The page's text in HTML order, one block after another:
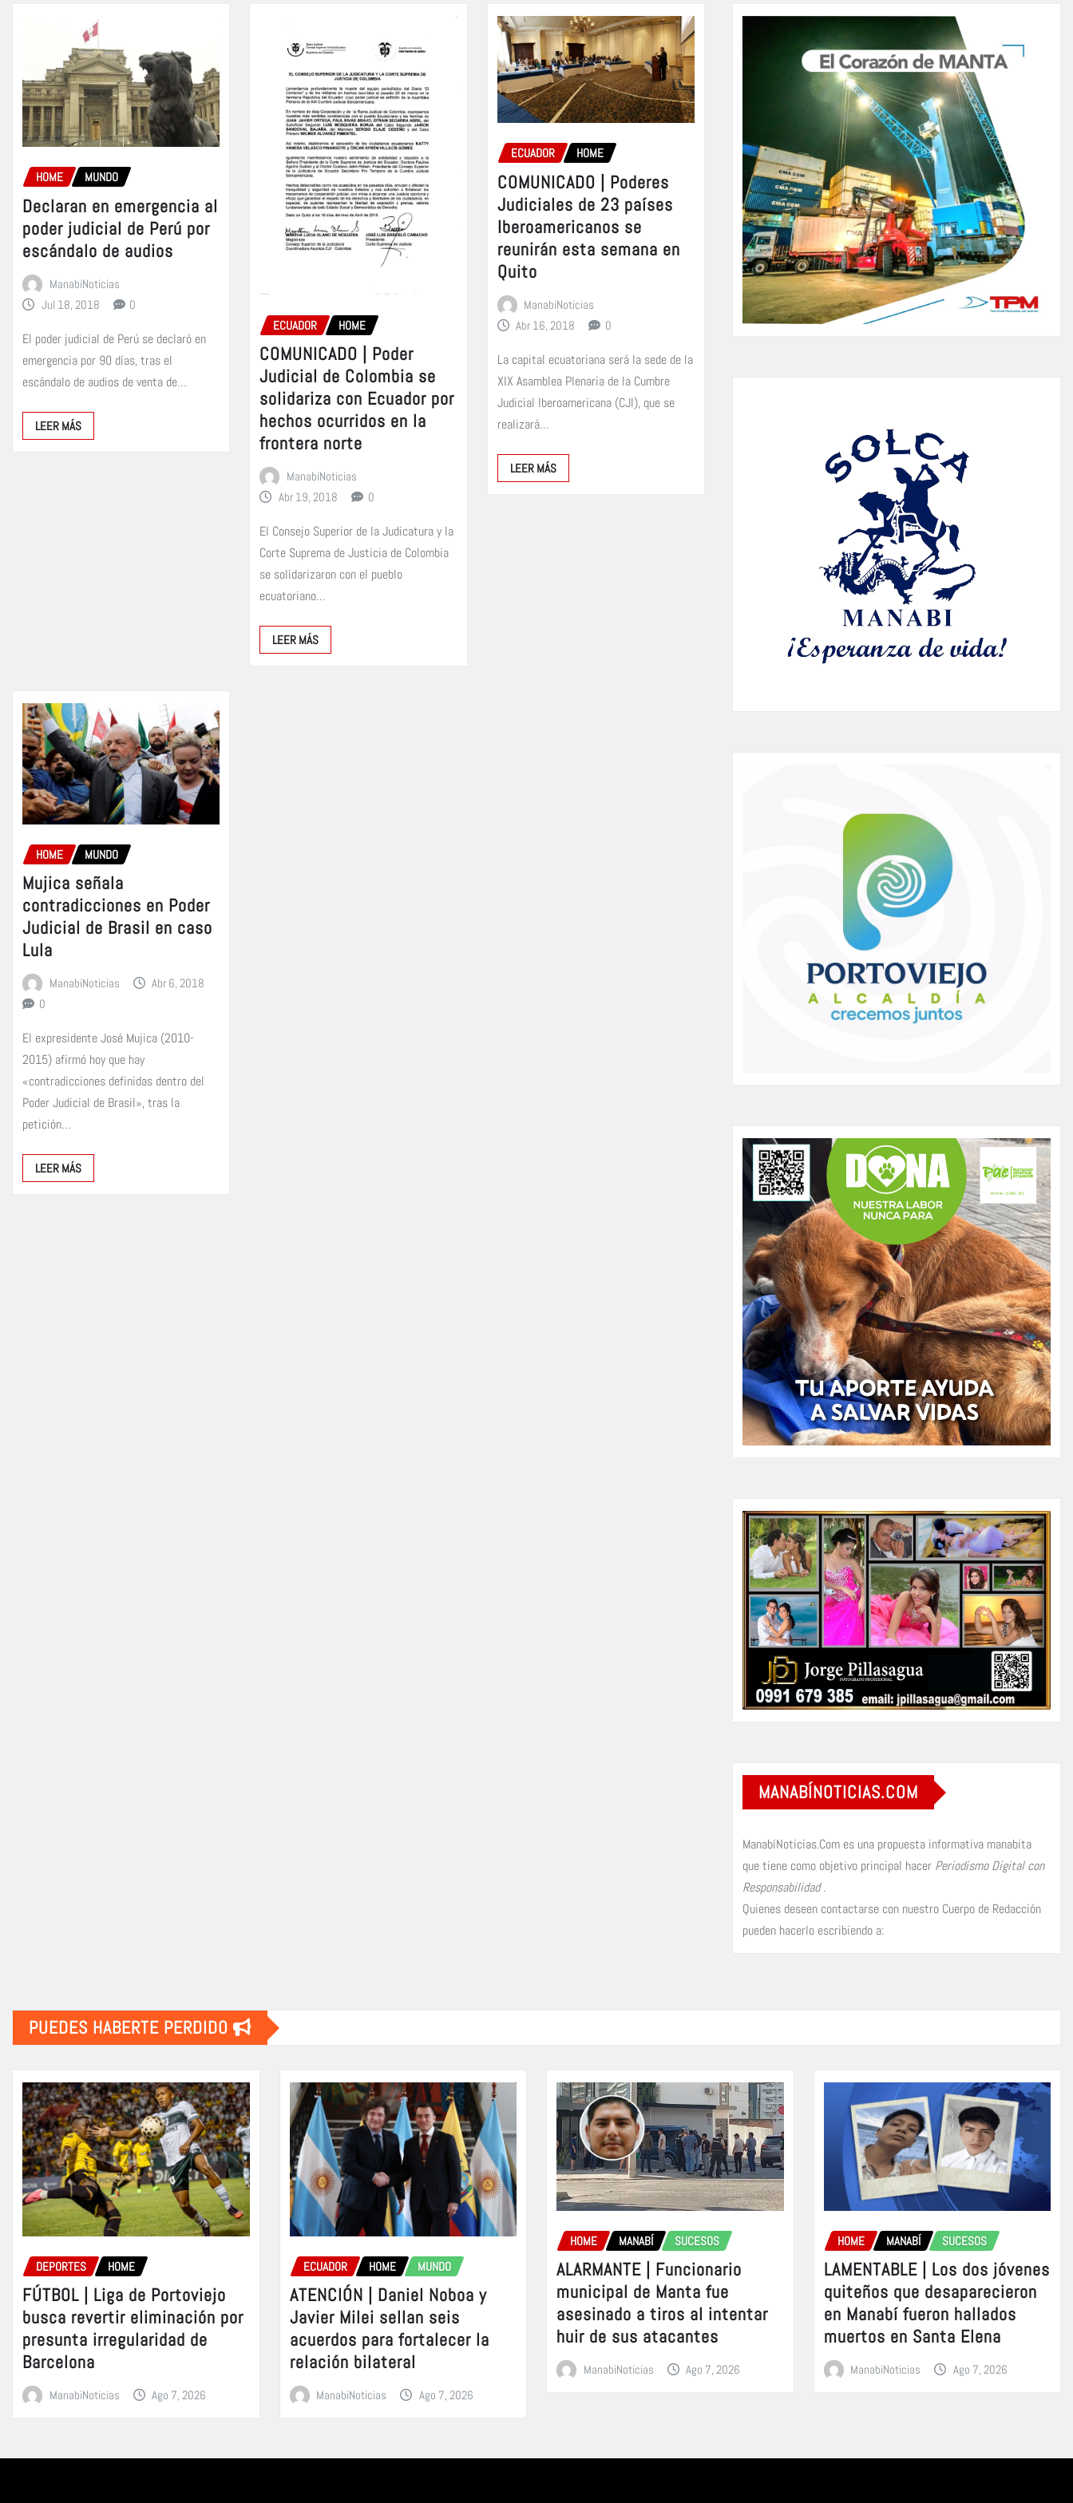
HOME MUNDO
Declaran en emergencia al
poder judicial de Perú por
escándalo de audios
ManabiNoticias
Jul 18, 2018
0
El poder judicial de Perú se declaró en
emergencia por 90 días, tras el
escándalo de audios de venta de…
LEER MÁS
ECUADOR HOME
COMUNICADO | Poder
Judicial de Colombia se
solidariza con Ecuador por
hechos ocurridos en la
frontera norte
ManabiNoticias
Abr 19, 2018
0
El Consejo Superior de la Judicatura y la
Corte Suprema de Justicia de Colombia
se solidarizaron con el pueblo
ecuatoriano…
LEER MÁS
ECUADOR HOME
COMUNICADO | Poderes
Judiciales de 23 países
Iberoamericanos se
reunirán esta semana en
Quito
ManabiNoticias
Abr 16, 2018
0
La capital ecuatoriana será la sede de la
XIX Asamblea Plenaria de la Cumbre
Judicial Iberoamericana (CJI), que se
realizará…
LEER MÁS
HOME MUNDO
Mujica señala
contradicciones en Poder
Judicial de Brasil en caso
Lula
ManabiNoticias
Abr 6, 2018
0
El expresidente José Mujica (2010-
2015) afirmó hoy que hay
«contradicciones definidas dentro del
Poder Judicial de Brasil», tras la
petición…
LEER MÁS
MANABÍNOTICIAS.COM
ManabíNoticias.Com es una propuesta informativa manabita
que tiene como objetivo principal hacer Periodismo Digital con
Responsabilidad.
Quienes deseen contactarse con nuestro Cuerpo de Redacción
pueden hacerlo escribiendo a:
PUEDES HABERTE PERDIDO
DEPORTES HOME
FÚTBOL | Liga de Portoviejo
busca revertir eliminación por
presunta irregularidad de
Barcelona
ManabiNoticias Ago 7, 2026
ECUADOR HOME MUNDO
ATENCIÓN | Daniel Noboa y
Javier Milei sellan seis
acuerdos para fortalecer la
relación bilateral
ManabiNoticias Ago 7, 2026
HOME MANABÍ SUCESOS
ALARMANTE | Funcionario
municipal de Manta fue
asesinado a tiros al intentar
huir de sus atacantes
ManabiNoticias Ago 7, 2026
HOME MANABÍ SUCESOS
LAMENTABLE | Los dos jóvenes
quiteños que desaparecieron
en Manabí fueron hallados
muertos en Santa Elena
ManabiNoticias Ago 7, 2026